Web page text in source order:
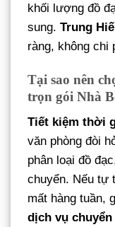
khối lượng đồ
sung. Trung
ràng, không chi
Tại sao nên
trọn gói Nhà
Tiết kiệm thời
văn phòng đòi
phân loại đồ
chuyển. Nếu tự
mất hàng tuần,
dịch vụ